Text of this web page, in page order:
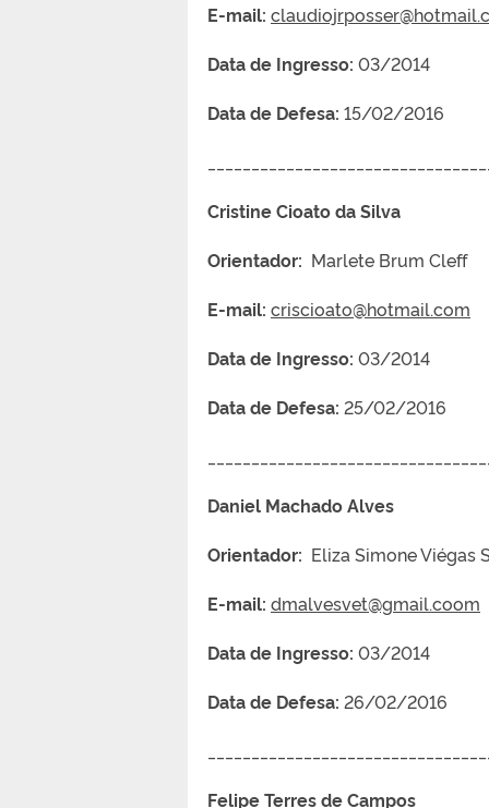
E-mail:
Data de Ingresso: 03/2014
Data de Defesa: 15/02/2016
Cristine Cioato da Silva
Orientador: Marlete Brum Cleff
E-mail: criscioato@hotmail.com
Data de Ingresso: 03/2014
Data de Defesa: 25/02/2016
Daniel Machado Alves
Orientador: Eliza Simone Viégas
E-mail: dmalvesvet@gmail.coom
Data de Ingresso: 03/2014
Data de Defesa: 26/02/2016
Felipe Terres de Campos